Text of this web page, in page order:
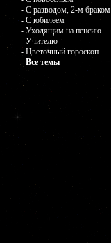
- С разводом, 2-м браком
- С юбилеем
- Уходящим на пенсию
- Учителю
- Цветочный гороскоп
- Все темы